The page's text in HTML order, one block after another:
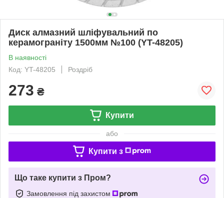
Диск алмазний шліфувальний по
керамограніту 1500мм №100 (YT-48205)
В наявності
Код: YT-48205
Роздріб
273 ₴
Купити
або
Купити з
Що таке купити з Пром?
Замовлення під захистом